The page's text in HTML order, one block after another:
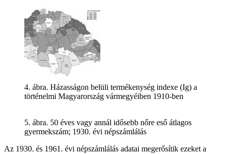
4. ábra. Házasságon belüli termékenység indexe (Ig) a
történelmi Magyarország vármegyéiben 1910-ben
5. ábra. 50 éves vagy annál idősebb nőre eső átlagos
gyermekszám; 1930. évi népszámlálás
Az 1930. és 1961. évi népszámlálás adatai megerősítik ezeket a